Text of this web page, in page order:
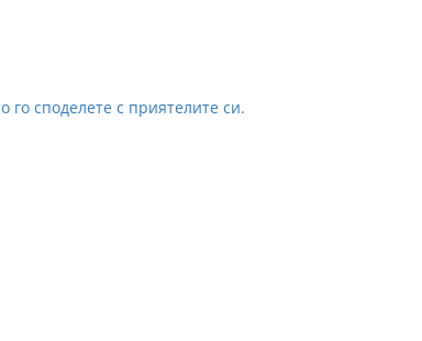
го споделете с приятелите си.